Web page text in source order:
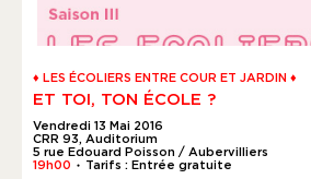
♦ LES ÉCOLIERS ENTRE COUR ET JARDIN ♦
ET TOI, TON ÉCOLE ?
Vendredi 13 Mai 2016
CRR 93, Auditorium
5 rue Edouard Poisson / Aubervilliers
19h00
● Tarifs : Entrée gratuite